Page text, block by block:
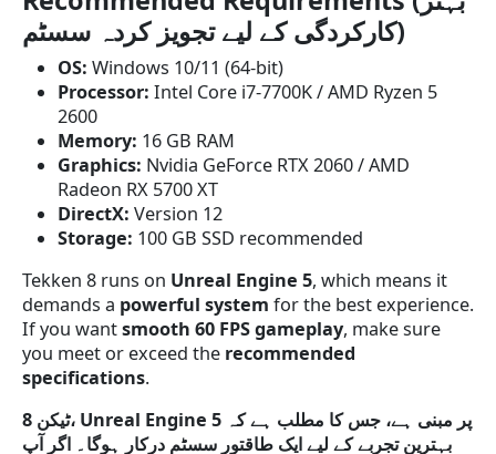
کارکردگی کے لیے تجویز کردہ سسٹم)
OS: Windows 10/11 (64-bit)
Processor: Intel Core i7-7700K / AMD Ryzen 5
2600
Memory: 16 GB RAM
Graphics: Nvidia GeForce RTX 2060 / AMD
Radeon RX 5700 XT
DirectX: Version 12
Storage: 100 GB SSD recommended
Tekken 8 runs on Unreal Engine 5, which means it
demands a powerful system for the best experience.
If you wantsmooth 60 FPS gameplay, make sure
you meet or exceed the recommended
specifications.
ٹیکن 8، Unreal Engine 5 پر مبنی ہے، جس کا مطلب ہے کہ
بہترین تجربے کے لیے ایک طاقتور سسٹم درکار ہوگا۔ اگر آپ